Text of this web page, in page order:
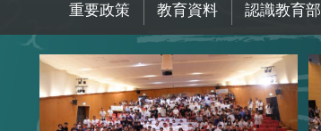
重要政策 教育資料 認識教育部